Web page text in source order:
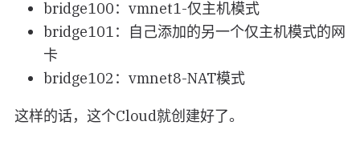
bridge100：vmnet1-仅主机模式
bridge101：自己添加的另一个仅主机模式的网
卡
bridge102：vmnet8-NAT模式
这样的话，这个Cloud就创建好了。